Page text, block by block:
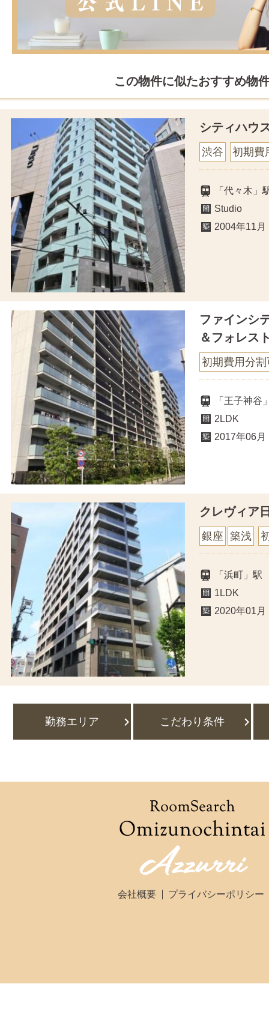
この物件に似たおすすめ物
シティハウ
渋谷 初期費
「代々木
Studio
2004年11月
ファインシ
＆フォレス
初期費用分割
「王子神
2LDK
2017年06月
クレヴィア
銀座 築浅
「浜町」
1LDK
2020年01月
勤務エリア こだわり条件
会社概要 プライバシーポリシー